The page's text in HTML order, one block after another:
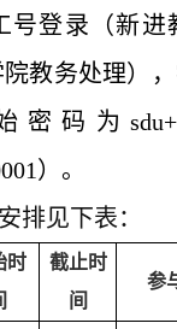
号登录（新进
教务处理）
密码为
）。
排见下表：
时
截止时
间
参